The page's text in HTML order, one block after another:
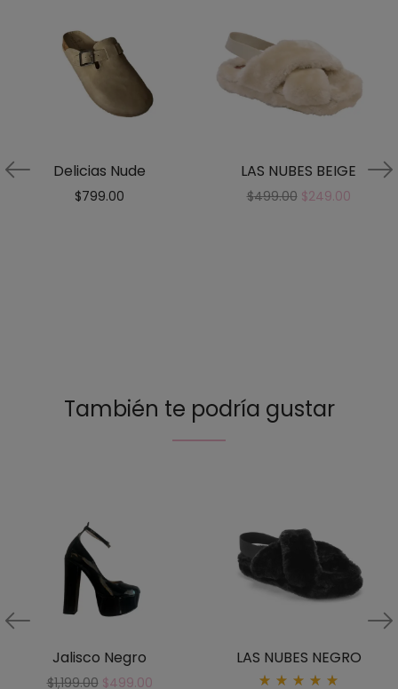
Delicias Nude
$799.00
LAS NUBES BEIGE
$499.00 $249.00
También te podría gustar
Jalisco Negro
$1,199.00 $499.00
LAS NUBES NEGRO